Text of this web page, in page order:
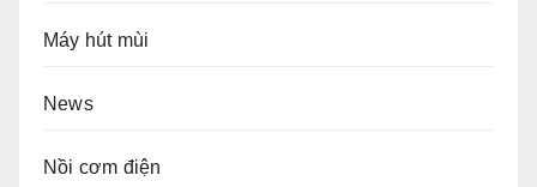
Máy hút mùi
News
Nồi cơm điện